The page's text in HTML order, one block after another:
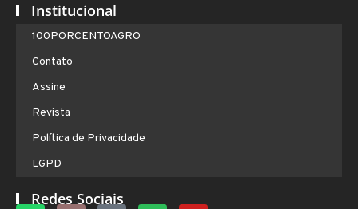
Institucional
100PORCENTOAGRO
Contato
Assine
Revista
Política de Privacidade
LGPD
Redes Sociais